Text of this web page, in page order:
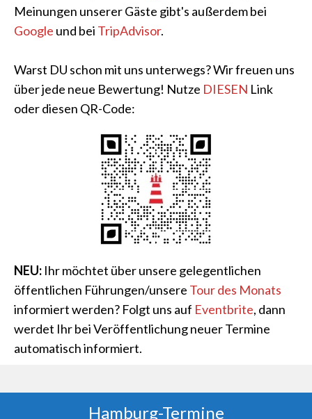
Meinungen unserer Gäste gibt's außerdem bei
Google und bei TripAdvisor.
Warst DU schon mit uns unterwegs? Wir freuen uns
über jede neue Bewertung! Nutze DIESEN Link
oder diesen QR-Code:
NEU: Ihr möchtet über unsere gelegentlichen
öffentlichen Führungen/unsere Tour des Monats
informiert werden? Folgt uns auf Eventbrite, dann
werdet Ihr bei Veröffentlichung neuer Termine
automatisch informiert.
Hamburg-Termine